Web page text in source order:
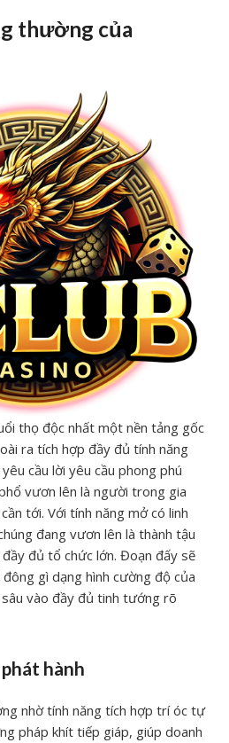
thường của
thọ độc nhất một nền tảng gốc
ra tích hợp đầy đủ tính năng
cầu lời yêu cầu phong phú
vươn lên là người trong gia
tới. Với tính năng mở có linh
đang vươn lên là thành tậu
đủ tổ chức lớn. Đoạn đấy sẽ
gì dạng hình cường độ của
vào đầy đủ tinh tướng rõ
hành
nhờ tính năng tích hợp trí óc tự
pháp khít tiếp giáp, giúp doanh